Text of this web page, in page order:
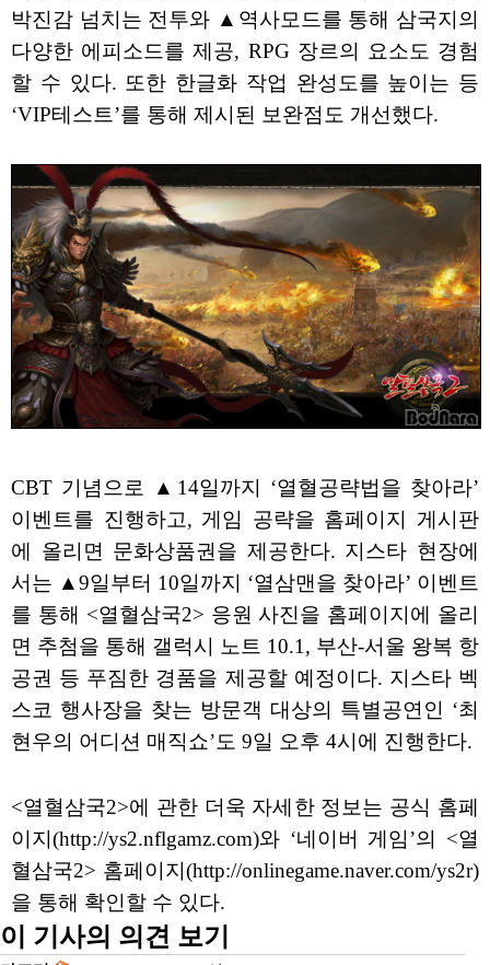
박진감 넘치는 전투와 ▲역사모드를 통해 삼국지의
다양한 에피소드를 제공, RPG 장르의 요소도 경험
할 수 있다. 또한 한글화 작업 완성도를 높이는 등
‘VIP테스트’를 통해 제시된 보완점도 개선했다.
CBT 기념으로 ▲14일까지 ‘열혈공략법을 찾아라’
이벤트를 진행하고, 게임 공략을 홈페이지 게시판
에 올리면 문화상품권을 제공한다. 지스타 현장에
서는 ▲9일부터 10일까지 ‘열삼맨을 찾아라’ 이벤트
를 통해 <열혈삼국2> 응원 사진을 홈페이지에 올리
면 추첨을 통해 갤럭시 노트 10.1, 부산-서울 왕복 항
공권 등 푸짐한 경품을 제공할 예정이다. 지스타 벡
스코 행사장을 찾는 방문객 대상의 특별공연인 ‘최
현우의 어디션 매직쇼’도 9일 오후 4시에 진행한다.
<열혈삼국2>에 관한 더욱 자세한 정보는 공식 홈페
이지(http://ys2.nflgamz.com)와 ‘네이버 게임’의 <열
혈삼국2> 홈페이지(http://onlinegame.naver.com/ys2r)
을 통해 확인할 수 있다.
이 기사의 의견 보기